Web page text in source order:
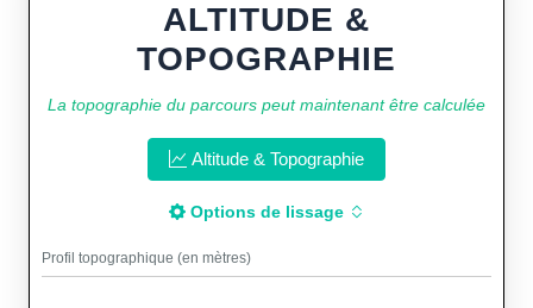
ALTITUDE &
TOPOGRAPHIE
La topographie du parcours peut maintenant être calculée
Altitude & Topographie
Options de lissage
Profil topographique (en mètres)